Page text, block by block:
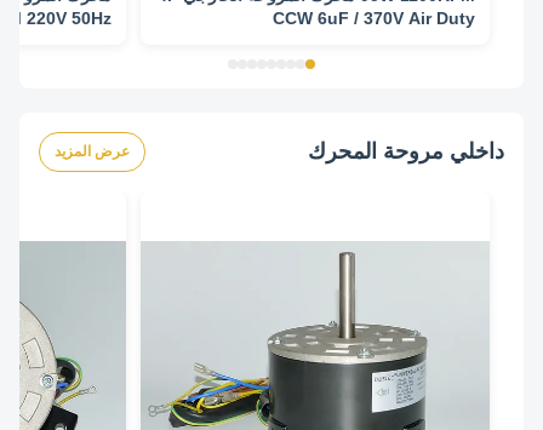
CCW 6uF / 370V Air Duty
220V 50Hz
داخلي مروحة المحرك عرض المزيد